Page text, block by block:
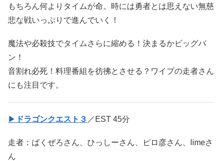
もちろん何よりタイムが命。時には勇者とは思えない無慈
悲な戦いっぷりで進んでいく！
魔法や必殺技でタイムさらに縮める！決まるかビッグバ
ン！
音割れ必死！料理番組を彷彿とさせる？ワイプの走者さん
にも注目です。
▶ ドラゴンクエスト３ ／EST 45分
走者：ばくぜろさん、ひっしーさん、ピロ彦さん、limeさ
ん